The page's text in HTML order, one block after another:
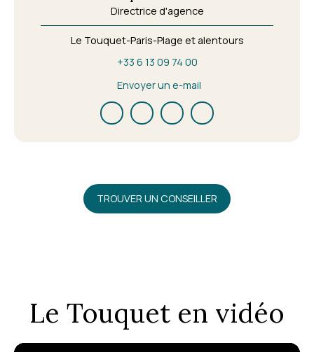
Directrice d'agence
Le Touquet-Paris-Plage et alentours
+33 6 13 09 74 00
Envoyer un e-mail
TROUVER UN CONSEILLER
Le Touquet en vidéo